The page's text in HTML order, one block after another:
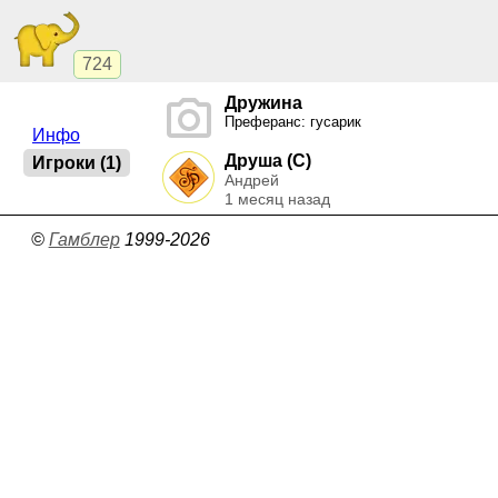
724
Дружина
Преферанс: гусарик
Друша (C)
Андрей
1 месяц назад
Инфо
Игроки (1)
© Гамблер1999-2026